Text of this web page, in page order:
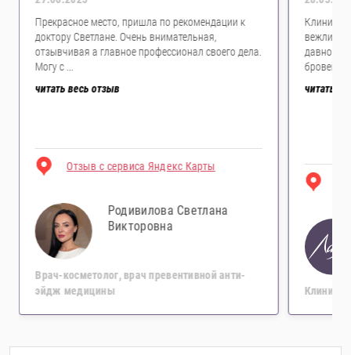
Прекрасное место, пришла по рекомендации к
доктору Светлане. Очень внимательная,
отзывчивая а главное профессионал своего дела.
Могу с ...
читать весь отзыв
Отзыв с сервиса Яндекс Карты
Родивилова Светлана
Викторовна
Врач-косметолог, врач превентивной анти-
эйдж медицины
Клиника
давно
бровей,
читать
Клиника